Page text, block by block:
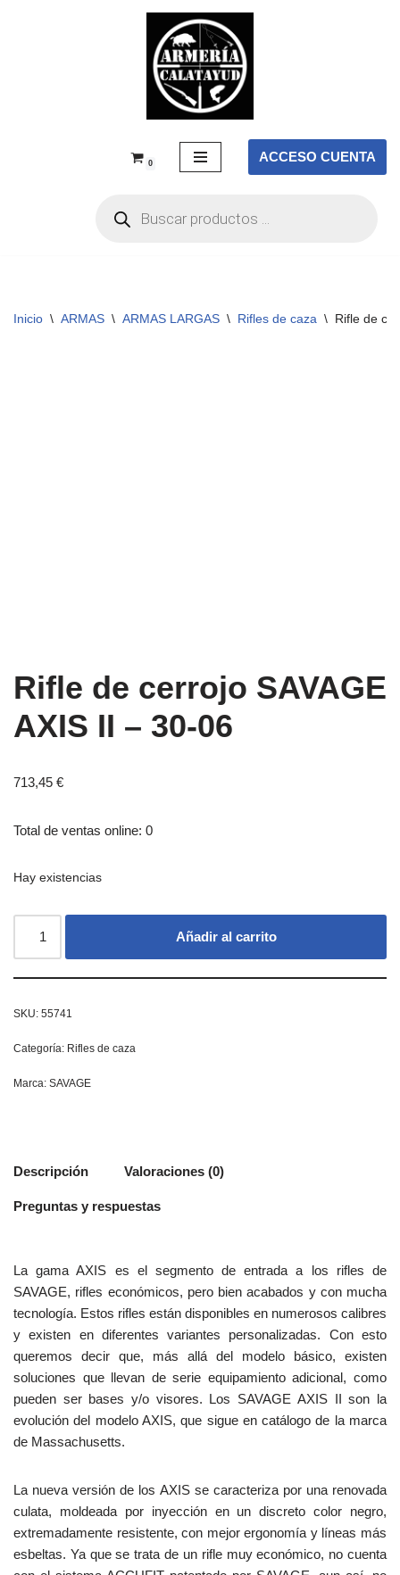
0 ACCESO CUENTA
Inicio \ ARMAS \ ARMAS LARGAS \ Rifles de caza \ Rifle de
Rifle de cerrojo SAVAGE
AXIS II – 30-06
713,45 €
Total de ventas online: 0
Hay existencias
Añadir al carrito
SKU: 55741
Categoría: Rifles de caza
Marca: SAVAGE
Descripción Valoraciones (0)
Preguntas y respuestas
La gama AXIS es el segmento de entrada a los rifles de
SAVAGE, rifles económicos, pero bien acabados y con mucha
tecnología. Estos rifles están disponibles en numerosos calibres
y existen en diferentes variantes personalizadas. Con esto
queremos decir que, más allá del modelo básico, existen
soluciones que llevan de serie equipamiento adicional, como
pueden ser bases y/o visores. Los SAVAGE AXIS II son la
evolución del modelo AXIS, que sigue en catálogo de la marca
de Massachusetts.
La nueva versión de los AXIS se caracteriza por una renovada
culata, moldeada por inyección en un discreto color negro,
extremadamente resistente, con mejor ergonomía y líneas más
esbeltas. Ya que se trata de un rifle muy económico, no cuenta